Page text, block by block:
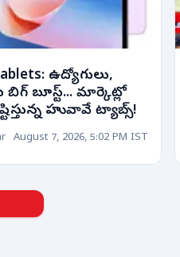
ఉద్యోగులు,
బిగ్ బూస్ట్... మార్కెట్లో
హువావే ట్యాబ్స్!
August 7, 2026, 5:02 PM IST